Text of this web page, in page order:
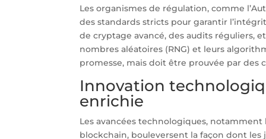
Les organismes de régulation, comme
des standards stricts pour garantir
de cryptage avancé, des audits réguliers,
nombres aléatoires (RNG) et leurs
promesse, mais doit être prouvée par
Innovation
enrichie
Les avancées technologiques,
blockchain, bouleversent la façon dont les